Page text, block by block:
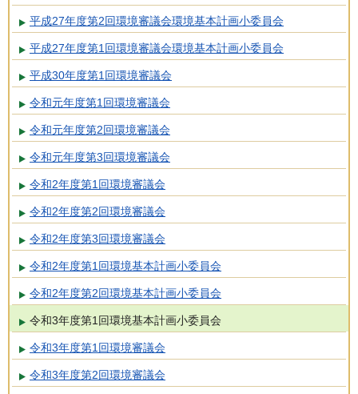
平成27年度第2回環境審議会環境基本計画小委員会
平成27年度第1回環境審議会環境基本計画小委員会
平成30年度第1回環境審議会
令和元年度第1回環境審議会
令和元年度第2回環境審議会
令和元年度第3回環境審議会
令和2年度第1回環境審議会
令和2年度第2回環境審議会
令和2年度第3回環境審議会
令和2年度第1回環境基本計画小委員会
令和2年度第2回環境基本計画小委員会
令和3年度第1回環境基本計画小委員会
令和3年度第1回環境審議会
令和3年度第2回環境審議会